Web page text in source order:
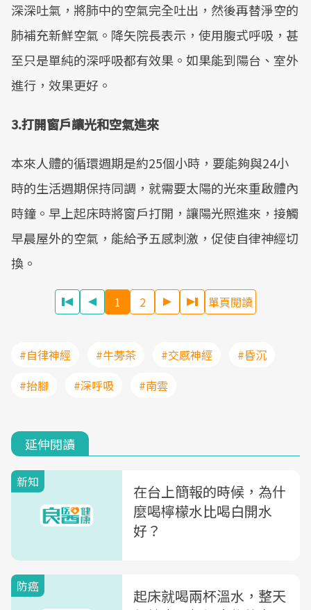
深深吐氣，將肺中的空氣完全吐出，然後再替淨空的
肺補充新鮮空氣。降矢院長表示，使用腹式呼吸，甚
至只是單純的深呼吸都有效果。如果能到陽台、室外
進行，效果更好。
3.打開窗戶讓光和空氣進來
本來人體的循環週期是約25個小時，要能夠與24小
時的生活週期保持同調，就需要太陽的光來重啟體內
時鐘。早上起床時將窗戶打開，讓陽光照進來，接觸
早晨屋外的空氣，能給予五感刺激，促使自律神經切
換。
1 2 單頁閱讀
#自律神經 #牛蒡茶 #交感神經
#昏沉
#抬腳
#深呼吸 #南雲
延伸閱讀
新知
在台上簡報的時候，為什
麼喝檸檬水比喝白開水
好？
防癌
起床就喝兩杯溫水，整天